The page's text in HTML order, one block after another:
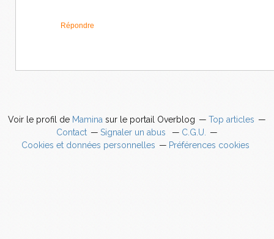
Répondre
Voir le profil de Mamina sur le portail Overblog
Top articles
Contact
Signaler un abus
C.G.U.
Cookies et données personnelles
Préférences cookies